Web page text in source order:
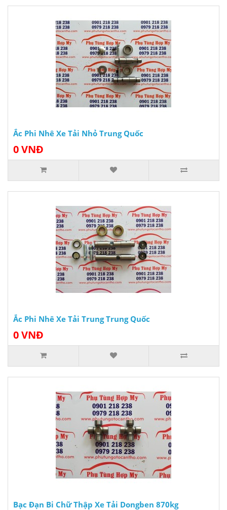
Ắc Phi Nhê Xe Tải Nhỏ Trung Quốc
0 VNĐ
Ắc Phi Nhê Xe Tải Trung Trung Quốc
0 VNĐ
Bạc Đạn Bi Chữ Thập Xe Tải Dongben 870kg